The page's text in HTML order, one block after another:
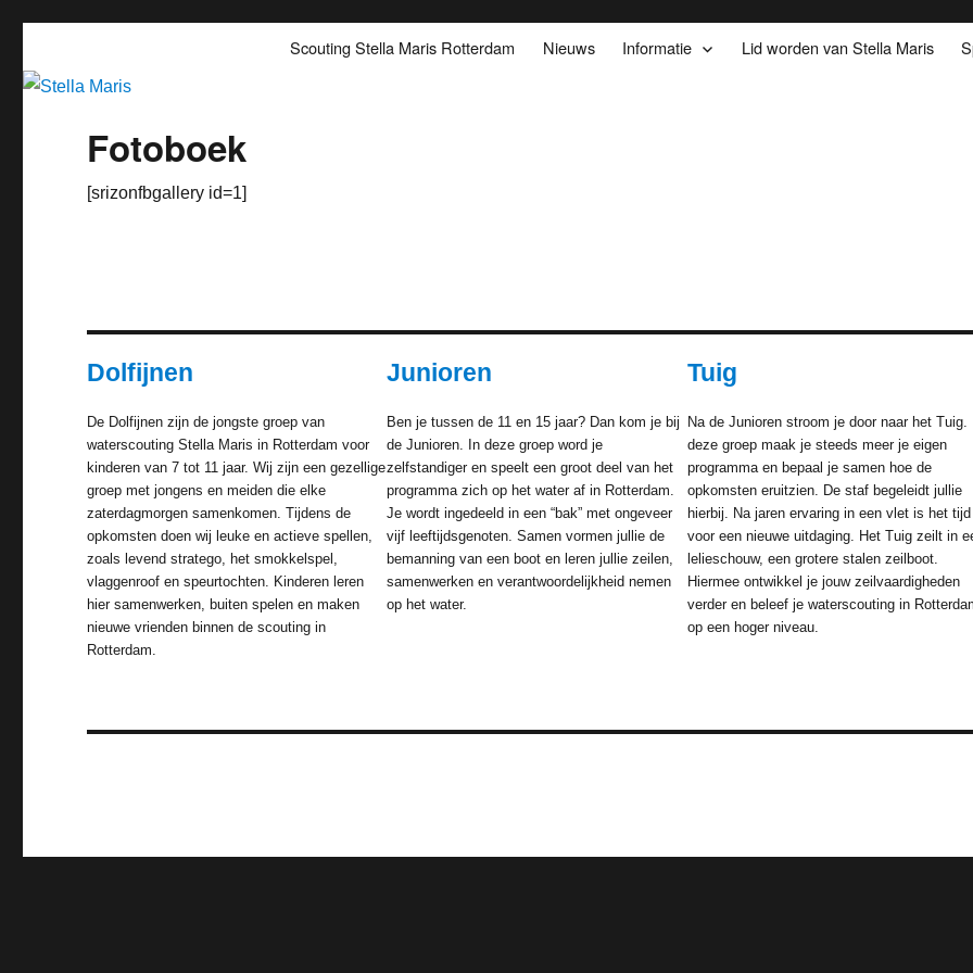
Scouting Stella Maris Rotterdam Nieuws Informatie Lid worden van Stella Maris
Fotoboek
[srizonfbgallery id=1]
Dolfijnen
De Dolfijnen zijn de jongste groep van
waterscouting Stella Maris in Rotterdam voor
kinderen van 7 tot 11 jaar. Wij zijn een gezellige
groep met jongens en meiden die elke
zaterdagmorgen samenkomen. Tijdens de
opkomsten doen wij leuke en actieve spellen,
zoals levend stratego, het smokkelspel,
vlaggenroof en speurtochten. Kinderen leren
hier samenwerken, buiten spelen en maken
nieuwe vrienden binnen de scouting in
Rotterdam.
Junioren
Ben je tussen de 11 en 15 jaar? Dan kom je bij
de Junioren. In deze groep word je
zelfstandiger en speelt een groot deel van het
programma zich op het water af in Rotterdam.
Je wordt ingedeeld in een “bak” met ongeveer
vijf leeftijdsgenoten. Samen vormen jullie de
bemanning van een boot en leren jullie zeilen,
samenwerken en verantwoordelijkheid nemen
op het water.
Tuig
Na de Junioren stroom je door naar het Tuig.
deze groep maak je steeds meer je eigen
programma en bepaal je samen hoe de
opkomsten eruitzien. De staf begeleidt jullie
hierbij. Na jaren ervaring in een vlet is het tijd
voor een nieuwe uitdaging. Het Tuig zeilt in
lelieschouw, een grotere stalen zeilboot.
Hiermee ontwikkel je jouw zeilvaardigheden
verder en beleef je waterscouting in
op een hoger niveau.